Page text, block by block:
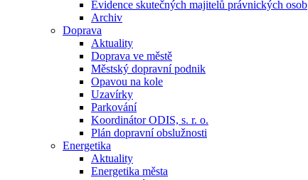
Evidence skutečných majitelů právnických osob
Archiv
Doprava
Aktuality
Doprava ve městě
Městský dopravní podnik
Opavou na kole
Uzavírky
Parkování
Koordinátor ODIS, s. r. o.
Plán dopravní obslužnosti
Energetika
Aktuality
Energetika města